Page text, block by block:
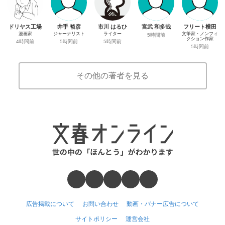
ドリヤス工場
漫画家
4時間前
井手 裕彦
ジャーナリスト
5時間前
市川 はるひ
ライター
5時間前
宮武 和多哉
5時間前
フリート横田
文筆家・ノンフィ
クション作家
5時間前
その他の著者を見る
広告掲載について お問い合わせ 動画・バナー広告について
サイトポリシー 運営会社